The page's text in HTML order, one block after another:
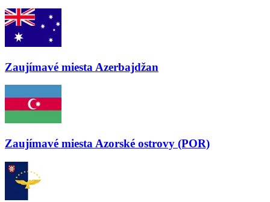
Zaujímavé miesta Azerbajdžan
Zaujímavé miesta Azorské ostrovy (POR)